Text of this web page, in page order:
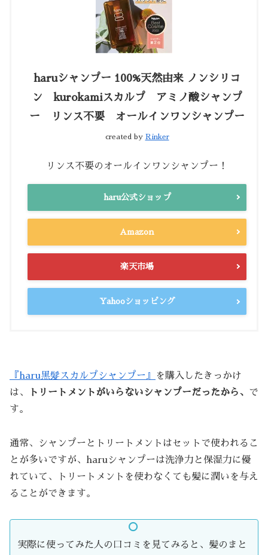
haruシャンプー 100%天然由来 ノンシリコ
ン kurokamiスカルプ アミノ酸シャンプ
ー リンス不要 オールインワンシャンプー
created by Rinker
リンス不要のオールインワンシャンプー！
haru公式ショップ
Amazon
楽天市場
Yahooショッピング
『haru黒髮スカルプシャンプー』
を購入したきっかけ
は、
トリートメントがいらないシャンプーだったから、 で
す。
通常、シャンプーとトリートメントはセットで使われるこ
とが多いですが、haruシャンプーは洗浄力と保湿力に優
れていて、トリートメントを使わなくても髪に潤いを与え
ることができます。
実際に使ってみた人の口コミを見てみると、髪のまと